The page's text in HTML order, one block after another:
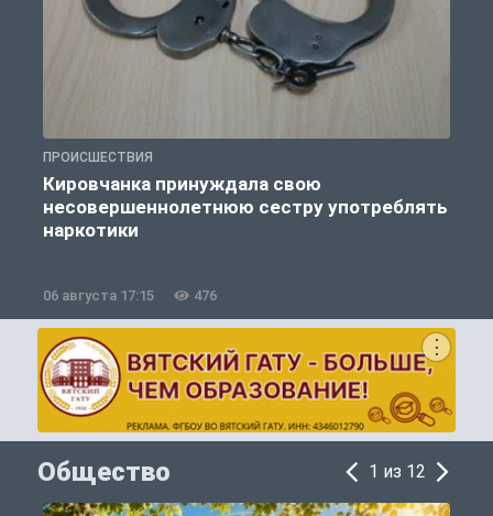
ПРОИСШЕСТВИЯ
Кировчанка принуждала свою
несовершеннолетнюю сестру употреблять
наркотики
06 августа 17:15 476
Общество 1 из 12